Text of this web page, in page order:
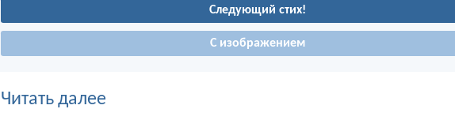
Следующий стих!
С изображением
Читать далее